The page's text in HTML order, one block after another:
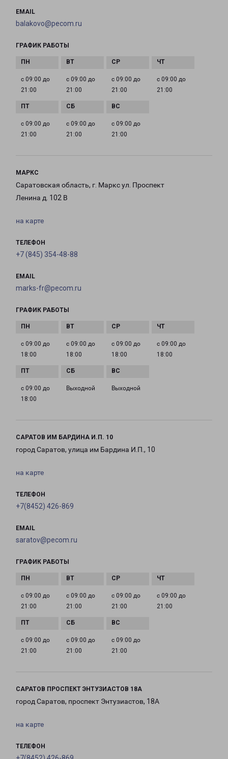
EMAIL
balakovo@pecom.ru
ГРАФИК РАБОТЫ
с 09:00 до
21:00
с 09:00 до
21:00
с 09:00 до
21:00
с 09:00 до
21:00
с 09:00 до
21:00
с 09:00 до
21:00
с 09:00 до
21:00
МАРКС
Саратовская область, г. Маркс ул. Проспект
Ленина д. 102 В
на карте
ТЕЛЕФОН
+7 (845) 354-48-88
EMAIL
marks-fr@pecom.ru
ГРАФИК РАБОТЫ
с 09:00 до
18:00
с 09:00 до
18:00
с 09:00 до
18:00
с 09:00 до
18:00
с 09:00 до
18:00
Выходной Выходной
САРАТОВ ИМ БАРДИНА И.П. 10
город Саратов, улица им Бардина И.П., 10
на карте
ТЕЛЕФОН
+7(8452) 426-869
EMAIL
saratov@pecom.ru
ГРАФИК РАБОТЫ
с 09:00 до
21:00
с 09:00 до
21:00
с 09:00 до
21:00
с 09:00 до
21:00
с 09:00 до
21:00
с 09:00 до
21:00
с 09:00 до
21:00
САРАТОВ ПРОСПЕКТ ЭНТУЗИАСТОВ 18А
город Саратов, проспект Энтузиастов, 18А
на карте
ТЕЛЕФОН